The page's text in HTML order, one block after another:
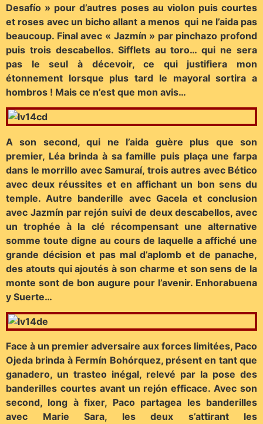
Desafío » pour d’autres poses au violon puis courtes
et roses avec un bicho allant a menos qui ne l’aida pas
beaucoup. Final avec « Jazmín » par pinchazo profond
puis trois descabellos. Sifflets au toro… qui ne sera
pas le seul à décevoir, ce qui justifiera mon
étonnement lorsque plus tard le mayoral sortira a
hombros ! Mais ce n’est que mon avis…
A son second, qui ne l’aida guère plus que son
premier, Léa brinda à sa famille puis plaça une farpa
dans le morrillo avec Samuraí, trois autres avec Bético
avec deux réussites et en affichant un bon sens du
temple. Autre banderille avec Gacela et conclusion
avec Jazmín par rejón suivi de deux descabellos, avec
un trophée à la clé récompensant une alternative
somme toute digne au cours de laquelle a affiché une
grande décision et pas mal d’aplomb et de panache,
des atouts qui ajoutés à son charme et son sens de la
monte sont de bon augure pour l’avenir. Enhorabuena
y Suerte…
Face à un premier adversaire aux forces limitées, Paco
Ojeda brinda à Fermín Bohórquez, présent en tant que
ganadero, un trasteo inégal, relevé par la pose des
banderilles courtes avant un rejón efficace. Avec son
second, long à fixer, Paco partagea les banderilles
avec Marie Sara, les deux s’attirant les